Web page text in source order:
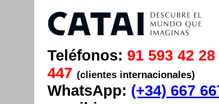
Teléfonos: 91 593 42 28
447 (clientes internacionales)
WhatsApp: (+34) 667